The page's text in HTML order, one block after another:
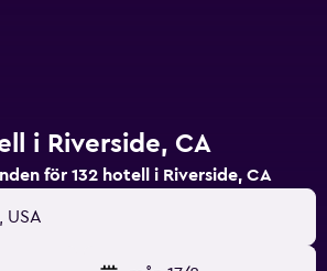
i Riverside, CA
för 132 hotell i Riverside, CA
USA